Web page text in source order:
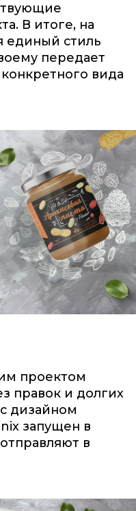
В итоге, на
единый стиль
передает
вида
проектом
правок и долгих
дизайном
запущен в
в